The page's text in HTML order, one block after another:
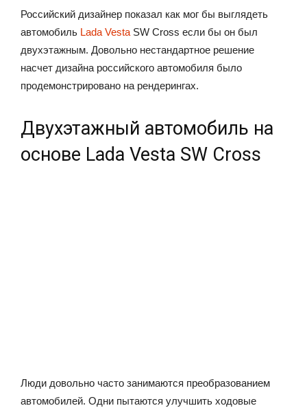
Российский дизайнер показал как мог бы выглядеть
автомобиль Lada Vesta SW Cross если бы он был
двухэтажным. Довольно нестандартное решение
насчет дизайна российского автомобиля было
продемонстрировано на рендерингах.
Двухэтажный автомобиль на
основе Lada Vesta SW Cross
Люди довольно часто занимаются преобразованием
автомобилей. Одни пытаются улучшить ходовые